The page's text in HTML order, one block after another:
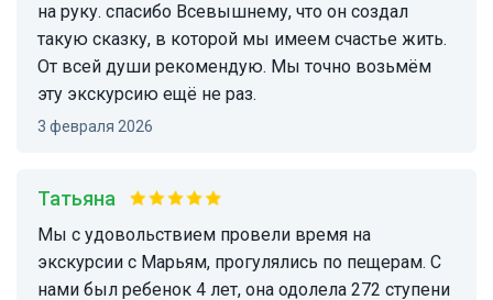
на руку. спасибо Всевышнему, что он создал
такую сказку, в которой мы имеем счастье жить.
От всей души рекомендую. Мы точно возьмём
эту экскурсию ещё не раз.
3 февраля 2026
Татьяна
Мы с удовольствием провели время на
экскурсии с Марьям, прогулялись по пещерам. С
нами был ребенок 4 лет, она одолела 272 ступени